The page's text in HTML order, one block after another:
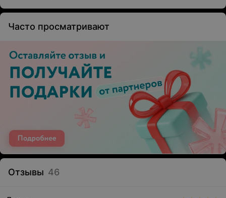
Часто просматривают
Отзывы 46